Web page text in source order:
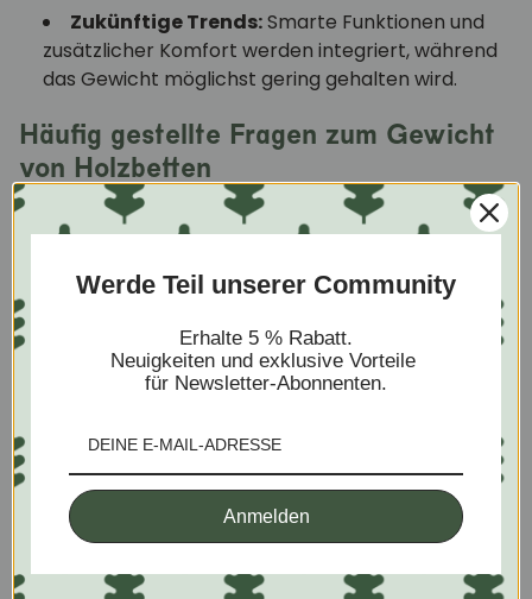
Zukünftige Trends:Smarte Funktionen und
zusätzlicher Komfort werden integriert, während
das Gewicht möglichst gering gehalten wird.
Häufig gestellte Fragen zum Gewicht
von Holzbetten
Wie viel wiegt ein durchschnittliches Doppelbett aus
Je nach Holzart und Konstruktion liegt das Gewicht
meist zwischen 50 und 100 kg.
Beeinflusst das Klima das Gewicht eines Holzbettes?
Ja. Holz kann je nach Luftfeuchtigkeit geringfügig
quellen oder schrumpfen, was minimale
Veränderungen bei Gewicht und Stabilität
verursachen kann.
Ist ein schweres Holzbett automatisch besser?
Werde Teil unserer Community
Erhalte 5 % Rabatt.
Neuigkeiten und exklusive Vorteile
für Newsletter-Abonnenten.
Anmelden